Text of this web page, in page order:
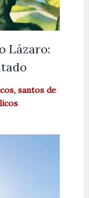
Lázaro:
, santos de